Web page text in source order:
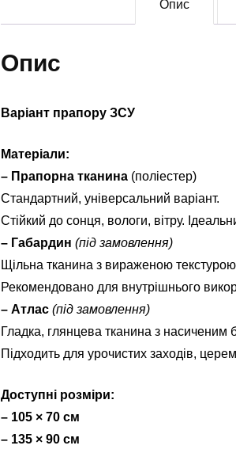
Опис
Опис
Варіант прапору ЗСУ
Матеріали:
– Прапорна тканина (поліестер)
Стандартний, універсальний варіант.
Стійкий до сонця, вологи, вітру.
– Габардин (під замовлення)
Щільна тканина з вираженою
Рекомендовано для внутрішнього
– Атлас (під замовлення)
Гладка, глянцева тканина з насиченим
Підходить для урочистих заходів,
Доступні розміри:
– 105 × 70 см
– 135 × 90 см